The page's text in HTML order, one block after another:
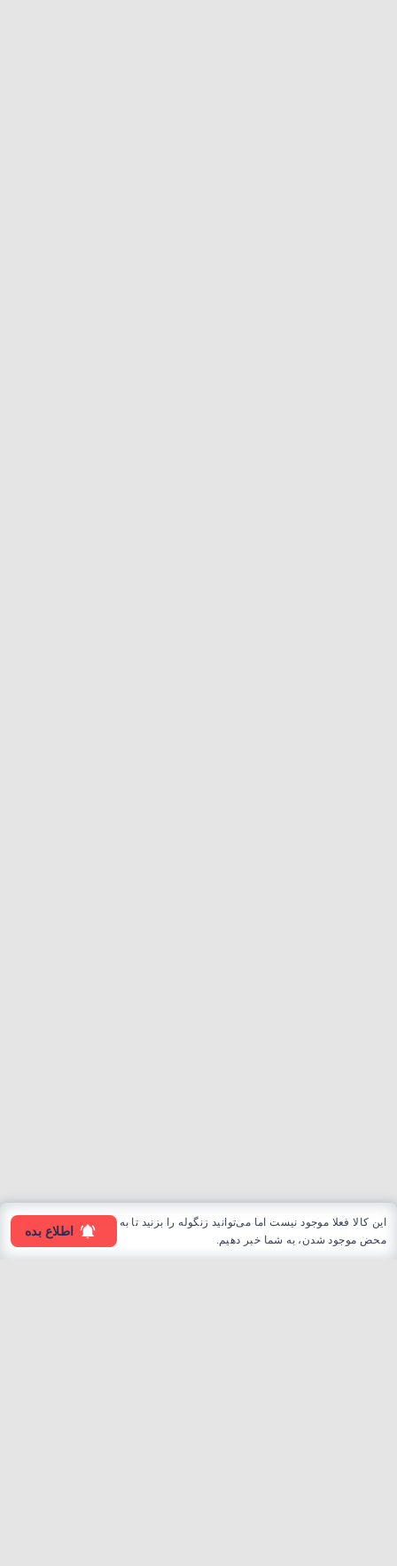
این کالا فعلا موجود نیست اما می‌توانید زنگوله را بزنید تا به
محض موجود شدن، به شما خبر دهیم.
اطلاع بده